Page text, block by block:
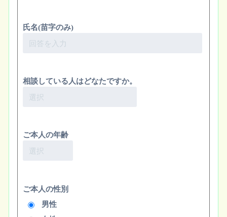
氏名(苗字のみ)
相談している人はどなたですか。
ご本人の年齢
ご本人の性別
男性